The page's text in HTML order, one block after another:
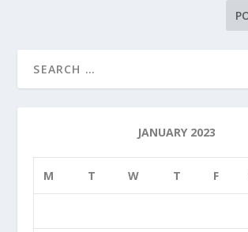
JANUARY 2023
M T W T F